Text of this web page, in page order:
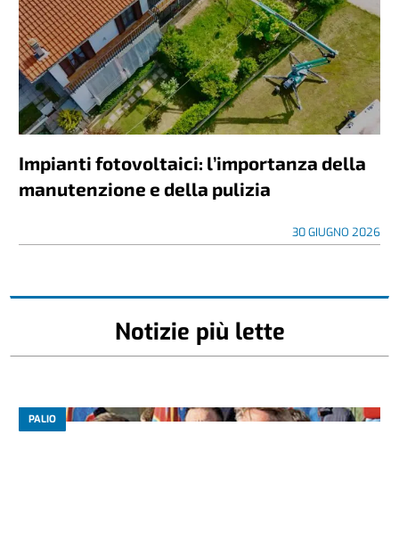
Impianti fotovoltaici: l’importanza della
manutenzione e della pulizia
30 GIUGNO 2026
Notizie più lette
PALIO